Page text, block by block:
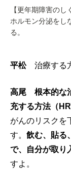
【更年期障害の
ホルモン分泌をし
る。
平松治療する方
高尾
根本的な
充する方法（H
がんのリスクを
す。 飲む、貼る
で、自分が取り
すよ。